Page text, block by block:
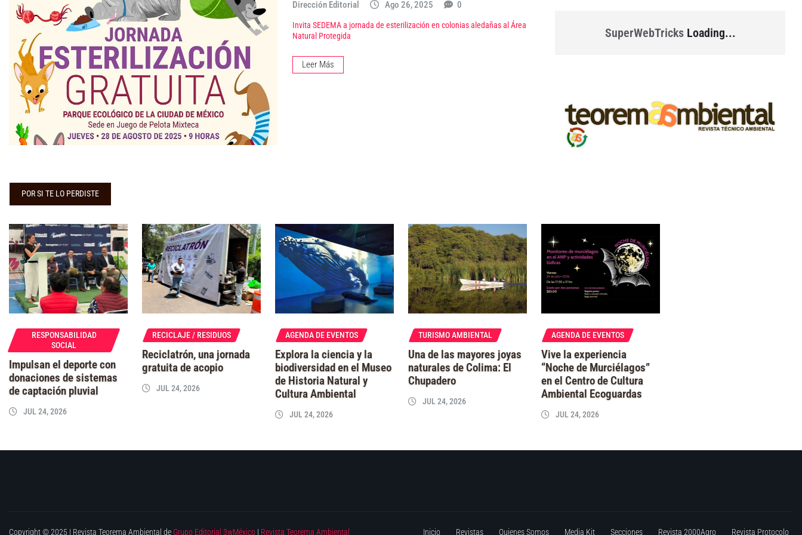
Dirección Editorial Ago 26, 2025 0
Invita SEDEMA a jornada de esterilización en colonias aledañas al Área
Natural Protegida
Leer Más
SuperWebTricksLoading...
POR SI TE LO PERDISTE
RESPONSABILIDAD
SOCIAL
Impulsan el deporte con
donaciones de sistemas
de captación pluvial
JUL 24, 2026
RECICLAJE / RESIDUOS
Reciclatrón, una jornada
gratuita de acopio
JUL 24, 2026
AGENDA DE EVENTOS
Explora la ciencia y la
biodiversidad en el Museo
de Historia Natural y
Cultura Ambiental
JUL 24, 2026
TURISMO AMBIENTAL
Una de las mayores joyas
naturales de Colima: El
Chupadero
JUL 24, 2026
AGENDA DE EVENTOS
Vive la experiencia
“Noche de Murciélagos”
en el Centro de Cultura
Ambiental Ecoguardas
JUL 24, 2026
Copyright © 2025 | Revista Teorema Ambiental de Grupo Editorial 3wMéxico | Revista Teorema Ambiental Inicio Revistas Quienes Somos Media Kit Secciones Revista 2000Agro Revista Protocolo